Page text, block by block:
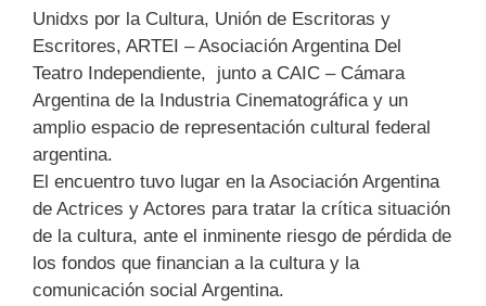
Unidxs por la Cultura, Unión de Escritoras y
Escritores, ARTEI – Asociación Argentina Del
Teatro Independiente, junto a CAIC – Cámara
Argentina de la Industria Cinematográfica y un
amplio espacio de representación cultural federal
argentina.
El encuentro tuvo lugar en la Asociación Argentina
de Actrices y Actores para tratar la crítica situación
de la cultura, ante el inminente riesgo de pérdida de
los fondos que financian a la cultura y la
comunicación social Argentina.